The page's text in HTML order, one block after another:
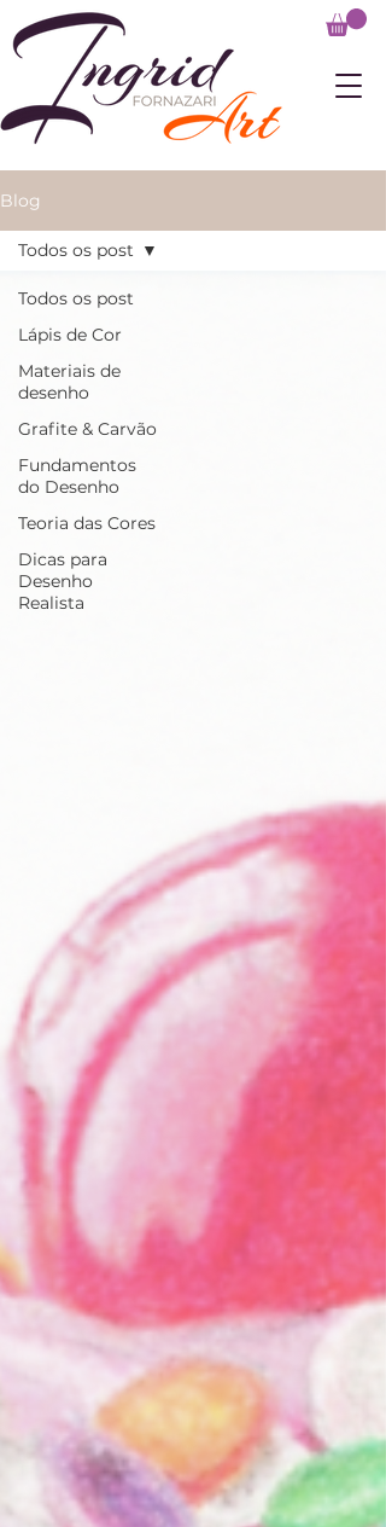
Blog
Todos os post
Lápis de Cor
Materiais de
desenho
Grafite & Carvão
Fundamentos
do Desenho
Teoria das Cores
Dicas para
Desenho
Realista
Todos os post